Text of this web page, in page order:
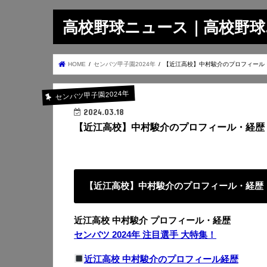
高校野球ニュース｜高校野
HOME センバツ甲子園2024年 【近江高校】中村駿介のプロフィール
センバツ甲子園2024年
2024.03.18
【近江高校】中村駿介のプロフィール・経歴
【近江高校】中村駿介のプロフィール・経歴
近江高校 中村駿介 プロフィール・経歴
センバツ 2024年 注目選手 大特集！
近江高校 中村駿介のプロフィール経歴